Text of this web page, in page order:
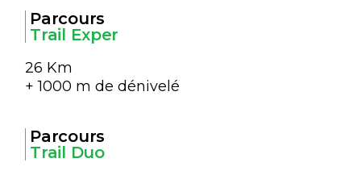
Parcours
Trail Exper
26 Km
+ 1000 m de dénivelé
Parcours
Trail Duo